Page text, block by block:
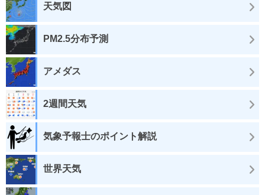
天気図
PM2.5分布予測
アメダス
2週間天気
気象予報士のポイント解説
世界天気